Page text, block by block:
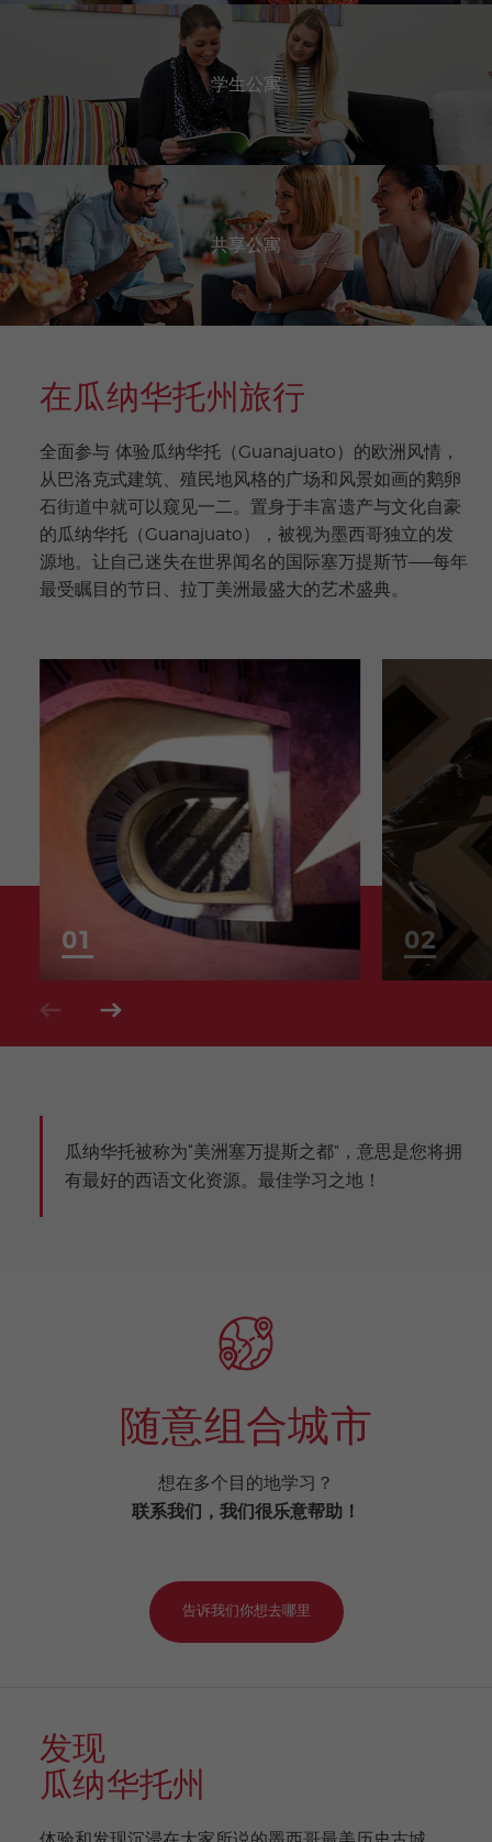
学生公寓
共享公寓
在瓜纳华托州旅行
全面参与 体验瓜纳华托（Guanajuato）的欧洲风情，
从巴洛克式建筑、殖民地风格的广场和风景如画的鹅卵
石街道中就可以窥见一二。置身于丰富遗产与文化自豪
的瓜纳华托（Guanajuato），被视为墨西哥独立的发
源地。让自己迷失在世界闻名的国际塞万提斯节——每年
最受瞩目的节日、拉丁美洲最盛大的艺术盛典。
瓜纳华托被称为“美洲塞万提斯之都”，意思是您将拥
有最好的西语文化资源。最佳学习之地！
随意组合城市
想在多个目的地学习？
联系我们，我们很乐意帮助！
告诉我们你想去哪里
发现
瓜纳华托州